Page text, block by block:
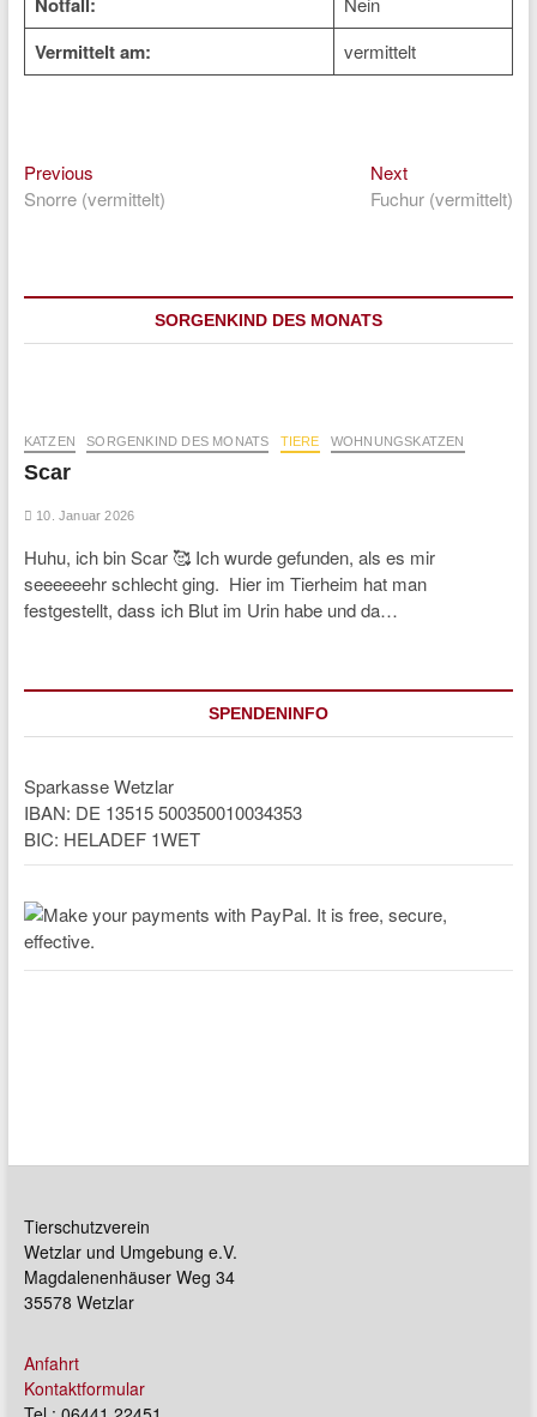
Vermittelt am: vermittelt
Beitragsnavigation
PreviousPrevious
post:
Snorre (vermittelt)
NextNext
post:
Fuchur (vermittelt)
SORGENKIND DES MONATS
KATZEN SORGENKIND DES MONATS TIERE WOHNUNGSKATZEN
Scar
10. Januar 2026
Huhu, ich bin Scar 🥰 Ich wurde gefunden, als es mir
seeeeeehr schlecht ging. Hier im Tierheim hat man
festgestellt, dass ich Blut im Urin habe und da…
SPENDENINFO
Sparkasse Wetzlar
IBAN: DE 13515 500350010034353
BIC: HELADEF 1WET
Tierschutzverein
Wetzlar und Umgebung e.V.
Magdalenenhäuser Weg 34
35578 Wetzlar
Anfahrt
Kontaktformular